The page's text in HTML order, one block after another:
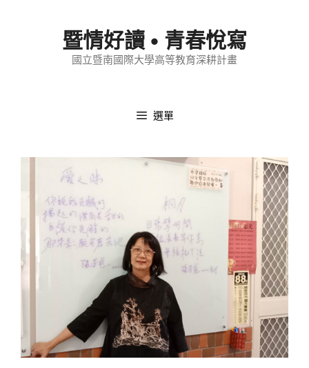
暨情好讀 • 青春悅寫
國立暨南國際大學高等教育深耕計畫
選單